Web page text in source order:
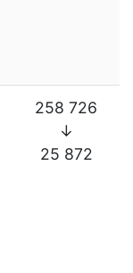
258 726
↓
25 872